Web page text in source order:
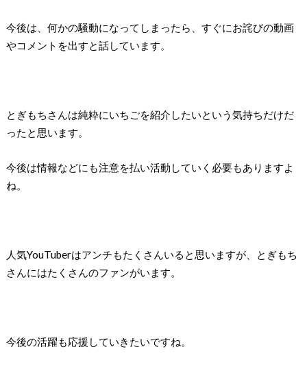
今後は、何かの騒動になってしまったら、すぐにお詫びの動画
やコメントを出すと話しています。
とぎもちさんは純粋にいちごを紹介したいという気持ちだけだ
ったと思います。
今後は情報などにも注意を払い活動していく必要もありますよ
ね。
人気YouTuberはアンチもたくさんいると思いますが、とぎもち
さんにはたくさんのファンがいます。
今後の活躍も応援していきたいですね。